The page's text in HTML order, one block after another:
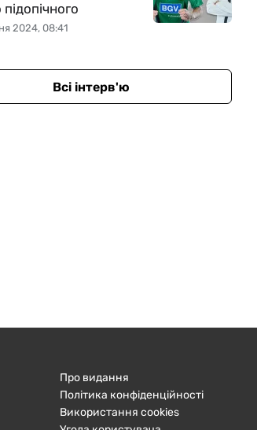
2024, 08:41
Всі інтерв'ю
Про видання
Політика конфіденційності
Використання cookies